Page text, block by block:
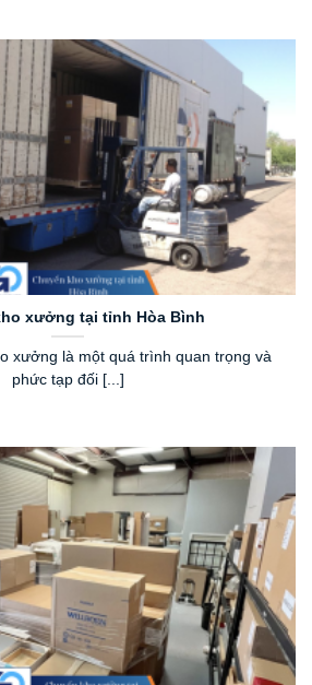
xưởng tại tỉnh Hòa Bình
xưởng là một quá trình quan trọng và
phức tạp đối [...]